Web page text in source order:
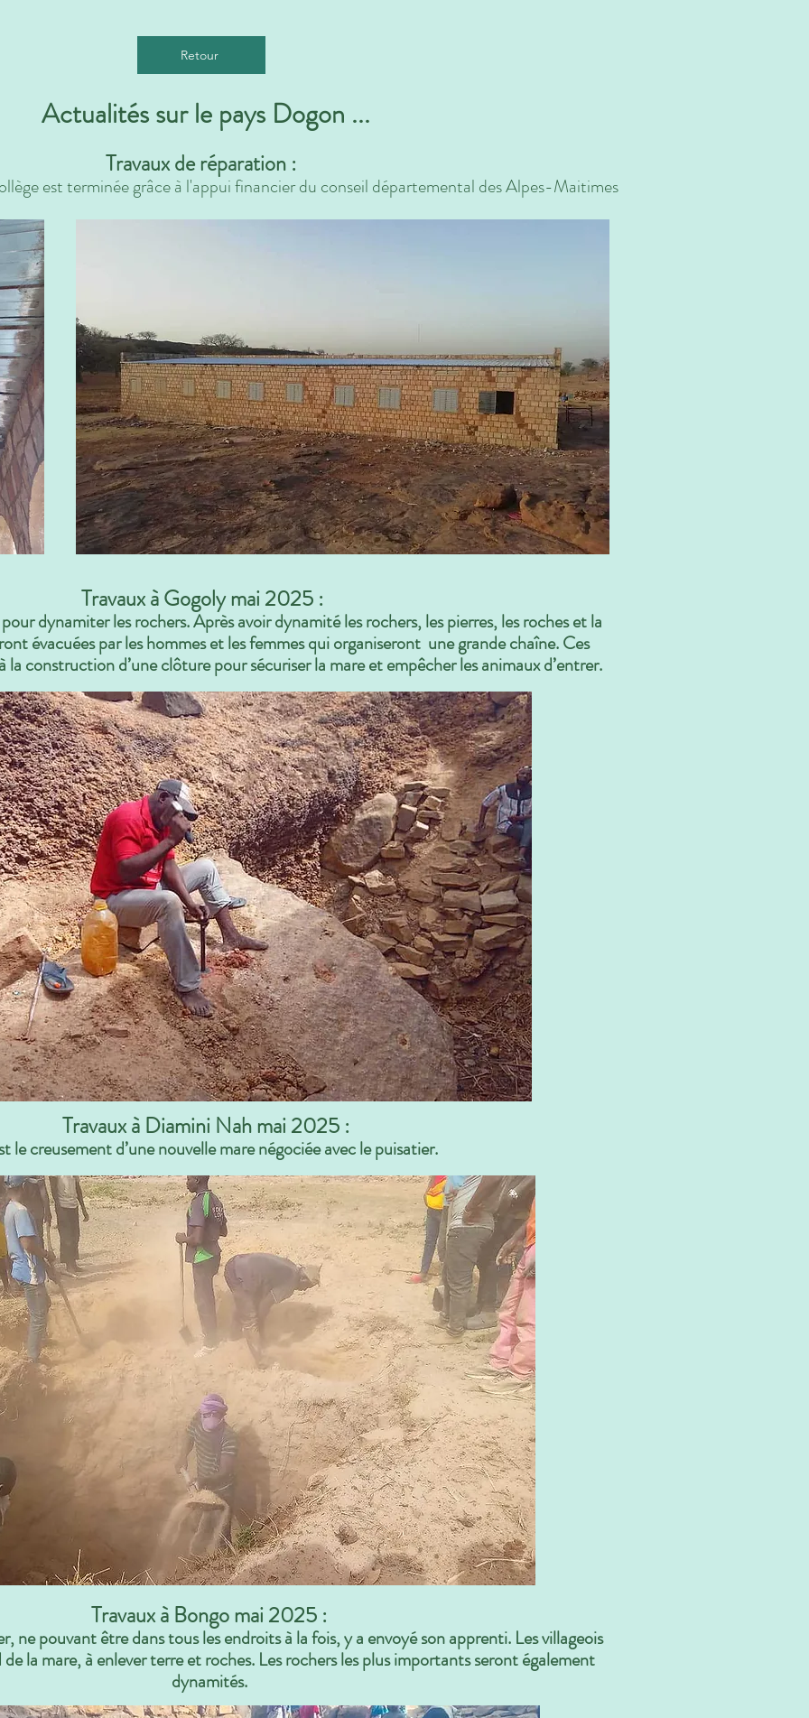
Retour
Actualités sur le pays Dogon ...
Travaux de réparation :
est terminée grâce à l'appui financier du conseil départemental des Alpes-Maitimes
Travaux à Gogoly mai 2025 :
dynamiter les rochers. Après avoir dynamité les rochers, les pierres, les roches et la
évacuées par les hommes et les femmes qui organiseront une grande chaîne. Ces
construction d’une clôture pour sécuriser la mare et empêcher les animaux d’entrer.
Travaux à Diamini Nah mai 2025 :
le creusement d’une nouvelle mare négociée avec le puisatier.
Travaux à Bongo mai 2025 :
ne pouvant être dans tous les endroits à la fois, y a envoyé son apprenti. Les villageois
la mare, à enlever terre et roches. Les rochers les plus importants seront également
dynamités.